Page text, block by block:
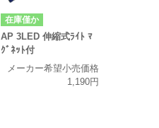
在庫僅か
AP 3LED 伸縮式ﾗｲﾄ ﾏ
ｸﾞﾈｯﾄ付
メーカー希望小売価格
1,190円